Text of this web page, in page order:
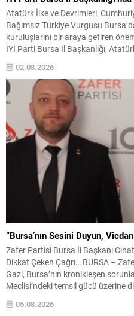
Atatürk İlke ve Devrimleri,
Bağımsız Türkiye Vurgusu
kuruluşlarını bir araya getiren
İYİ Parti Bursa İl Başkanlığı,
Şubesi yönetimini il başkanlığında
Cumhuriyeti’nin kuruluş felsefesi,
üniter...
02.08.2026
“Bursa’nın Sesini Duyun,
Zafer Partisi Bursa İl Başkanı
Dikkat Çeken Çağrı… BURSA –
Gazi, Bursa’nın kronikleşen
Meclisi’ndeki temsil gücü üzerine
bulundu. Vatandaşların Bursa
ilişkin yapılan sokak röportajlarını
05.08.2026